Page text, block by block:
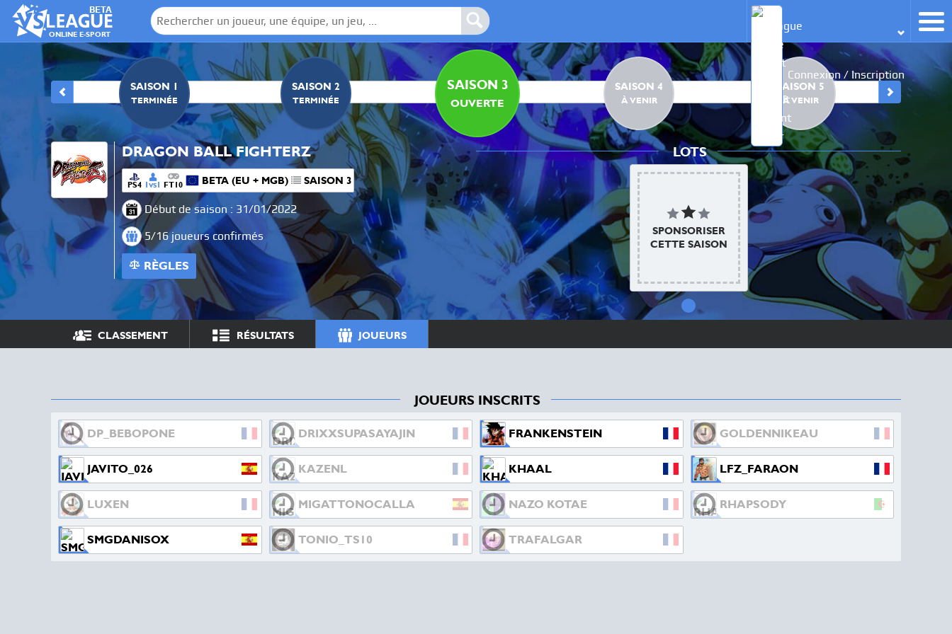
BETA
ONLINE E-SPORT
Connexion / Inscription
SAISON 1
TERMINÉE
SAISON 2
TERMINÉE
SAISON 3
OUVERTE
SAISON 4
À VENIR
SAISON 5
À VENIR
DRAGON BALL FIGHTERZ
PS4 1VS1 FT10 BETA (EU + MGB) SAISON 3
Début de saison : 31/01/2022
5/16 joueurs confirmés
RÈGLES
LOTS
SPONSORISER
CETTE SAISON
CLASSEMENT RÉSULTATS JOUEURS
JOUEURS INSCRITS
DP_BEBOPONE DRIXXSUPASAYAJIN FRANKENSTEIN GOLDENNIKEAU
JAVITO_026 KAZENL KHAAL LFZ_FARAON
LUXEN MIGATTONOCALLA NAZO KOTAE RHAPSODY
SMGDANISOX TONIO_TS10 TRAFALGAR